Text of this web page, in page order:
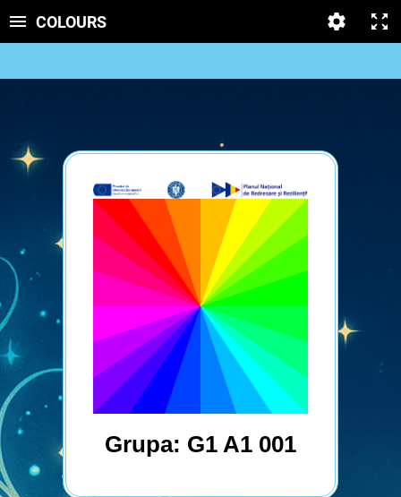
COLOURS
Grupa: G1 A1 001